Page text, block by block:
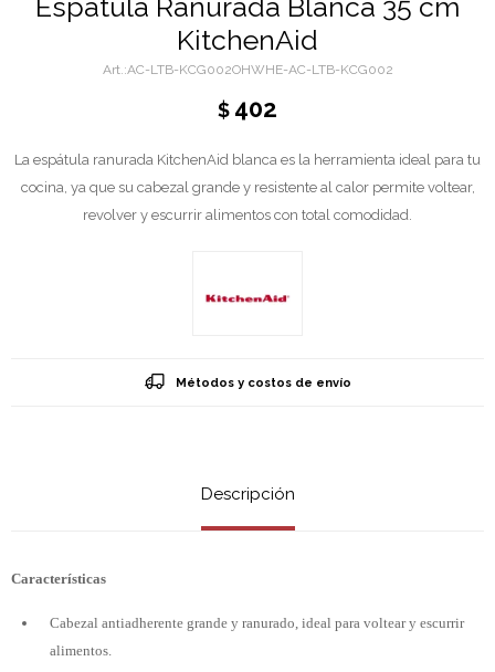
Espátula Ranurada Blanca 35 cm
KitchenAid
AC-LTB-KCG002OHWHE-AC-LTB-KCG002
$ 402
La espátula ranurada KitchenAid blanca es la herramienta ideal para tu
cocina, ya que su cabezal grande y resistente al calor permite voltear,
revolver y escurrir alimentos con total comodidad.
Métodos y costos de envío
Descripción
Características
Cabezal antiadherente grande y ranurado, ideal para voltear y escurrir
alimentos.